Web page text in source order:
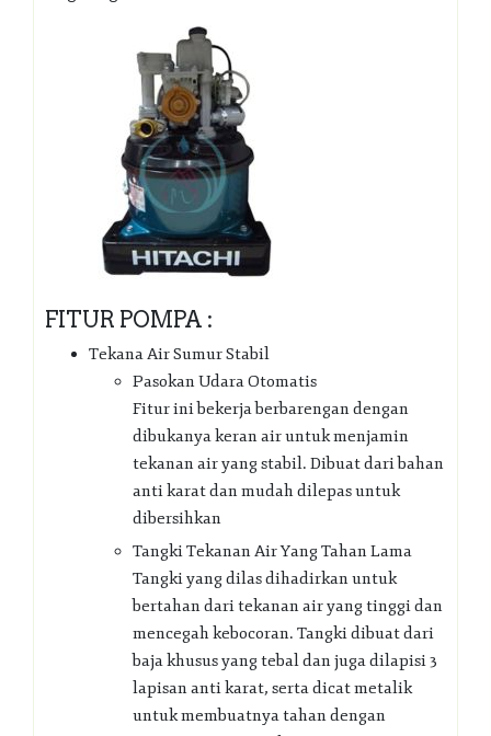
FITUR POMPA :
Tekana Air Sumur Stabil
Pasokan Udara Otomatis
Fitur ini bekerja berbarengan dengan
dibukanya keran air untuk menjamin
tekanan air yang stabil. Dibuat dari bahan
anti karat dan mudah dilepas untuk
dibersihkan
Tangki Tekanan Air Yang Tahan Lama
Tangki yang dilas dihadirkan untuk
bertahan dari tekanan air yang tinggi dan
mencegah kebocoran. Tangki dibuat dari
baja khusus yang tebal dan juga dilapisi 3
lapisan anti karat, serta dicat metalik
untuk membuatnya tahan dengan